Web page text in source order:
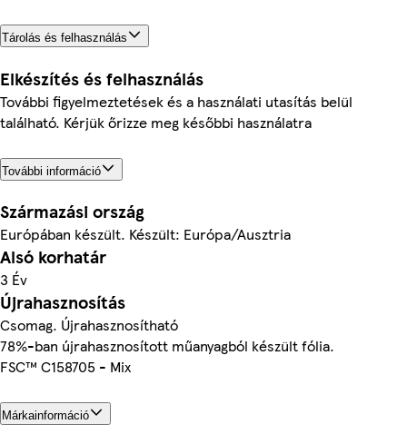
Tárolás és felhasználás
Elkészítés és felhasználás
További figyelmeztetések és a használati utasítás belül
található. Kérjük őrizze meg későbbi használatra
További információ
Származási ország
Európában készült. Készült: Európa/Ausztria
Alsó korhatár
3 Év
Újrahasznosítás
Csomag. Újrahasznosítható
78%-ban újrahasznosított műanyagból készült fólia.
FSC™ C158705 - Mix
Márkainformáció